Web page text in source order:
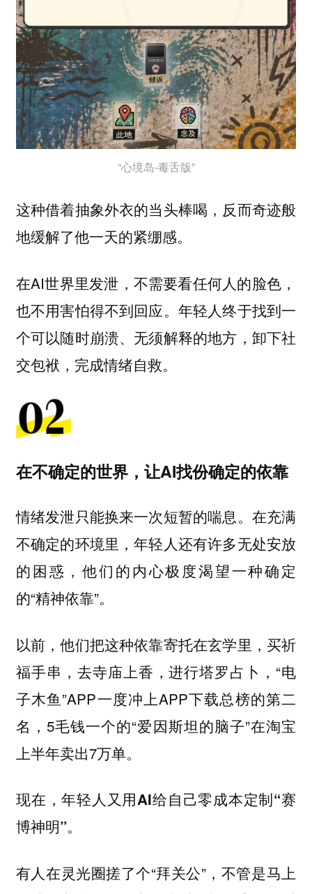
“心境岛-毒舌版”
这种借着抽象外衣的当头棒喝，反而奇迹般
地缓解了他一天的紧绷感。
在AI世界里发泄，不需要看任何人的脸色，
也不用害怕得不到回应。年轻人终于找到一
个可以随时崩溃、无须解释的地方，卸下社
交包袱，完成情绪自救。
在不确定的世界，让AI找份确定的依靠
情绪发泄只能换来一次短暂的喘息。在充满
不确定的环境里，年轻人还有许多无处安放
的困惑，他们的内心极度渴望一种确定
的“精神依靠”。
以前，他们把这种依靠寄托在玄学里，买祈
福手串，去寺庙上香，进行塔罗占卜，“电
子木鱼”APP一度冲上APP下载总榜的第二
名，5毛钱一个的“爱因斯坦的脑子”在淘宝
上半年卖出7万单。
现在，年轻人又用AI给自己零成本定制“赛
博神明”。
有人在灵光圈搓了个“拜关公”，不管是马上